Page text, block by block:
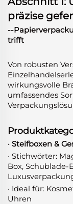
präzise
--
trifft
Von robusten
wirkungsvolle
umfassendes
· Steifboxen &
· Stichwörter:
Box, Schublade-
· Ideal für:
Uhren